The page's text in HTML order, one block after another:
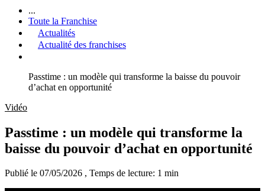
...
Toute la Franchise
Actualités
Actualité des franchises
Passtime : un modèle qui transforme la baisse du pouvoir
d’achat en opportunité
Vidéo
Passtime : un modèle qui transforme la
baisse du pouvoir d’achat en opportunité
Publié le 07/05/2026 , Temps de lecture: 1 min